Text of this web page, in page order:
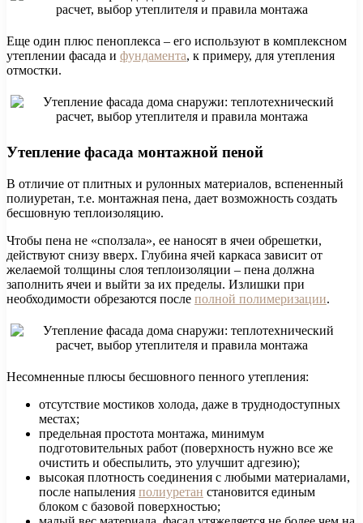
Еще один плюс пеноплекса – его используют в комплексном
утеплении фасада и фундамента, к примеру, для утепления
отмостки.
Утепление фасада монтажной пеной
В отличие от плитных и рулонных материалов, вспененный
полиуретан, т.е. монтажная пена, дает возможность создать
бесшовную теплоизоляцию.
Чтобы пена не «сползала», ее наносят в ячеи обрешетки,
действуют снизу вверх. Глубина ячей каркаса зависит от
желаемой толщины слоя теплоизоляции – пена должна
заполнить ячеи и выйти за их пределы. Излишки при
необходимости обрезаются после полной полимеризации.
Несомненные плюсы бесшовного пенного утепления:
отсутствие мостиков холода, даже в труднодоступных
местах;
предельная простота монтажа, минимум
подготовительных работ (поверхность нужно все же
очистить и обеспылить, это улучшит адгезию);
высокая плотность соединения с любыми материалами,
после напыления полиуретан становится единым
блоком с базовой поверхностью;